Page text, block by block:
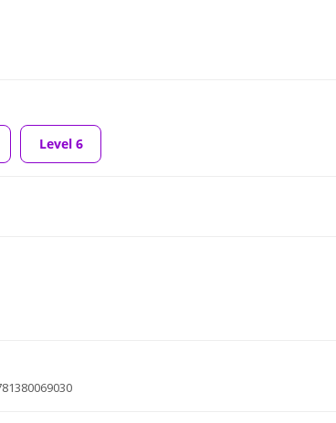
Level 6